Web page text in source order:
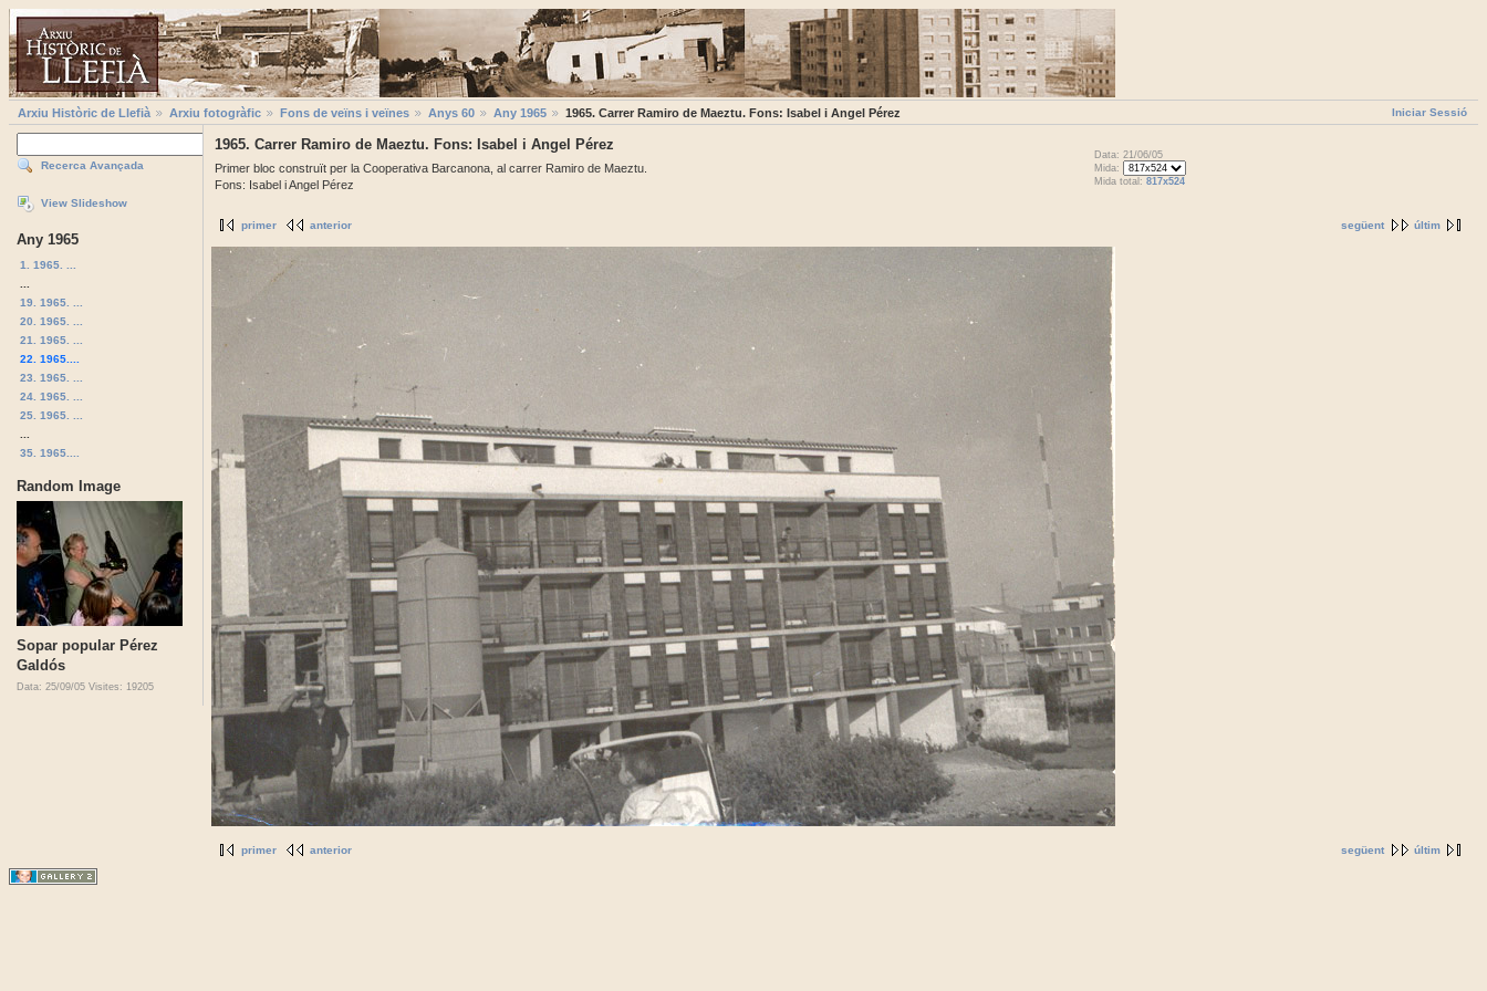
Iniciar Sessió
Arxiu Històric de Llefià Arxiu fotogràfic Fons de veïns i veïnes Anys 60 Any 1965 1965. Carrer Ramiro de Maeztu. Fons: Isabel i Angel Pérez
Recerca Avançada
View Slideshow
Any 1965
1. 1965. ...
19. 1965. ...
20. 1965. ...
21. 1965. ...
22. 1965....
23. 1965. ...
24. 1965. ...
25. 1965. ...
35. 1965....
Random Image
Sopar popular Pérez
Galdós
Data: 25/09/05 Visites: 19205
1965. Carrer Ramiro de Maeztu. Fons: Isabel i Angel Pérez
Primer bloc construït per la Cooperativa Barcanona, al carrer Ramiro de Maeztu.
Fons: Isabel i Angel Pérez
Data: 21/06/05
Mida:
Mida total: 817x524
següent últim
primer anterior
següent últim
primer anterior